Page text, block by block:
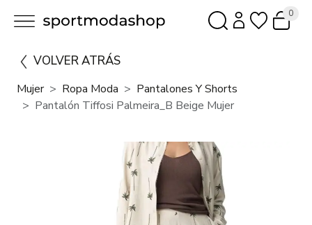
0
VOLVER ATRÁS
Mujer Ropa Moda
Pantalones Y Shorts
Pantalón Tiffosi Palmeira_B Beige Mujer